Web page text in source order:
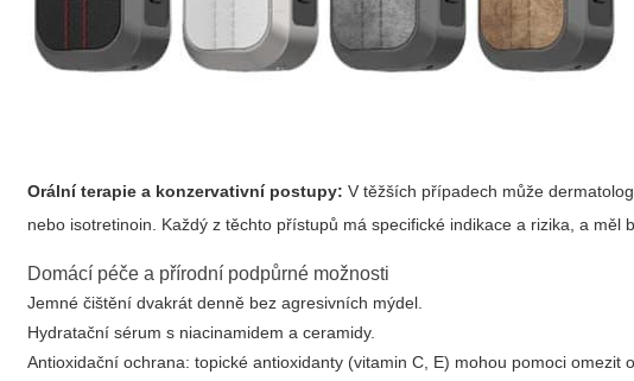
Orální terapie a konzervativní postupy: V těžších případech může
nebo isotretinoin. Každý z těchto přístupů má specifické indikace a rizika, a měl
Domácí péče a přírodní podpůrné možnosti
Jemné čištění dvakrát denně bez agresivních mýdel.
Hydratační sérum s niacinamidem a ceramidy.
Antioxidační ochrana: topické antioxidanty (vitamin C, E) mohou pomoci omezit